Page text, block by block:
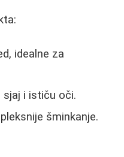
idealne za
sjaj i ističu oči.
šminkanje.